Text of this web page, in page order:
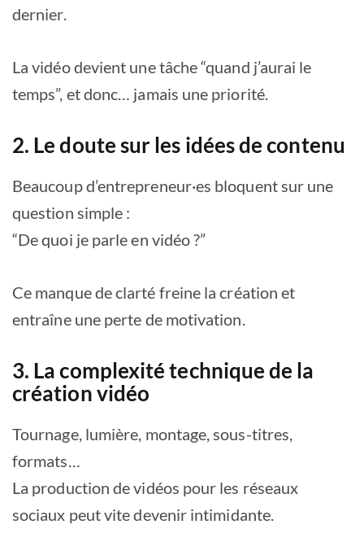
dernier.
La vidéo devient une tâche “quand j’aurai le
temps”, et donc… jamais une priorité.
2. Le doute sur les idées de contenu
Beaucoup d’entrepreneur·es bloquent sur une
question simple :
“De quoi je parle en vidéo ?”
Ce manque de clarté freine la création et
entraîne une perte de motivation.
3. La complexité technique de la
création vidéo
Tournage, lumière, montage, sous-titres,
formats…
La production de vidéos pour les réseaux
sociaux peut vite devenir intimidante.